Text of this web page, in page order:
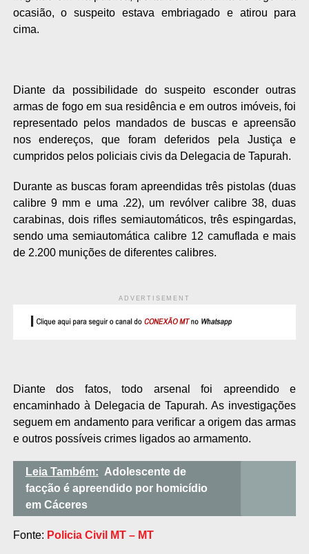
ocasião, o suspeito estava embriagado e atirou para
cima.
Diante da possibilidade do suspeito esconder outras
armas de fogo em sua residência e em outros imóveis, foi
representado pelos mandados de buscas e apreensão
nos endereços, que foram deferidos pela Justiça e
cumpridos pelos policiais civis da Delegacia de Tapurah.
Durante as buscas foram apreendidas três pistolas (duas
calibre 9 mm e uma .22), um revólver calibre 38, duas
carabinas, dois rifles semiautomáticos, três espingardas,
sendo uma semiautomática calibre 12 camuflada e mais
de 2.200 munições de diferentes calibres.
ADVERTISEMENT
Diante dos fatos, todo arsenal foi apreendido e
encaminhado à Delegacia de Tapurah. As investigações
seguem em andamento para verificar a origem das armas
e outros possíveis crimes ligados ao armamento.
Leia Também: Adolescente de
facção é apreendido por homicídio
em Cáceres
Fonte: Policia Civil MT – MT